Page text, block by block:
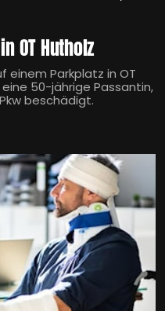
OT Hutholz
einem Parkplatz in OT
50-jährige Passantin,
beschädigt.